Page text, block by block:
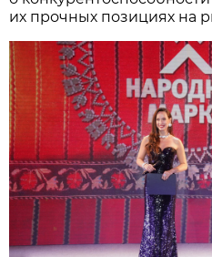
их прочных позициях на